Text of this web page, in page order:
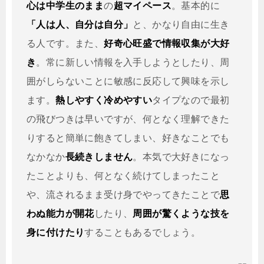
心は中学生のままの超マイペース。基本的に
「人は人、自分は自分」
と、かなり自由に生き
る人です。また、好奇心旺盛で情報収集が大好
き 。常に新しい情報を入手しようとしたり、周
囲がしらないことに敏感に反応して興味を示し
ます。熱しやすく冷めやすいタイプなので最初
の飛びつきは早いですが、何となく理解できた
りすると簡単に飽きてしまい、好きなことでも
なかなか長続きしません。本気で大好きになっ
たことよりも、何となく続けてしまったこと
や、流されるまま受け身でやってきたことで思
わぬ能力が開花したり、 周囲が驚くような技を
身に付けたりすることもあるでしょう。